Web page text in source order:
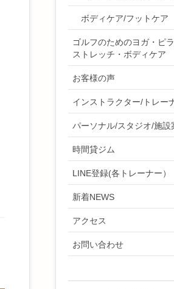
ボディケア/フットケア
ゴルフのためのヨガ・ピ
ストレッチ・ボディケア
お客様の声
インストラクター/トレー
パーソナル/スタジオ/施設
時間貸ジム
LINE登録(各トレーナー）
新着NEWS
アクセス
お問い合わせ